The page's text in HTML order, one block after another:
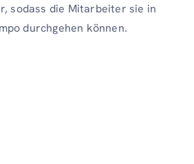
sodass die Mitarbeiter sie in
durchgehen können.